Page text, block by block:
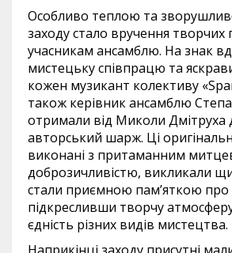
Особливо теплою та
заходу стало вручення творчих
учасникам ансамблю. На знак
мистецьку співпрацю та
кожен музикант колективу
також керівник ансамблю
отримали від Миколи Дмітруха
авторський шарж. Ці
виконані з притаманним
доброзичливістю, викликали
стали приємною пам’яткою про
підкресливши творчу
єдність різних видів мистецтва.